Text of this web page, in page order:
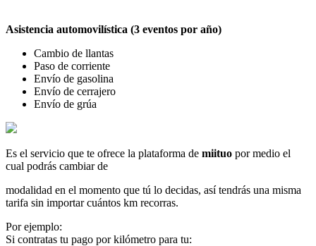
Asistencia automovilística (3 eventos por año)
Cambio de llantas
Paso de corriente
Envío de gasolina
Envío de cerrajero
Envío de grúa
Es el servicio que te ofrece la plataforma de miituo por medio el
cual podrás cambiar de
modalidad en el momento que tú lo decidas, así tendrás una misma
tarifa sin importar cuántos km recorras.
Por ejemplo:
Si contratas tu pago por kilómetro para tu: